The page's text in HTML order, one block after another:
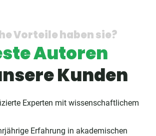
Vorteile haben sie?
Autoren
Kunden
Experten mit wissenschaftlichem
Erfahrung in akademischen